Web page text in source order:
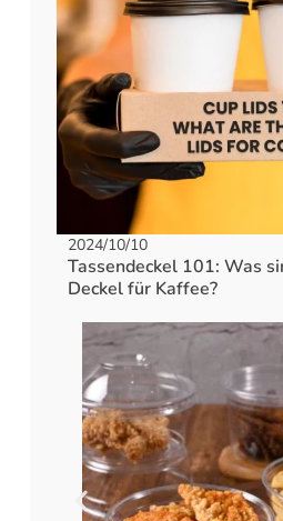
2024/10/10
Tassendeckel 101: Was
Deckel für Kaffee?